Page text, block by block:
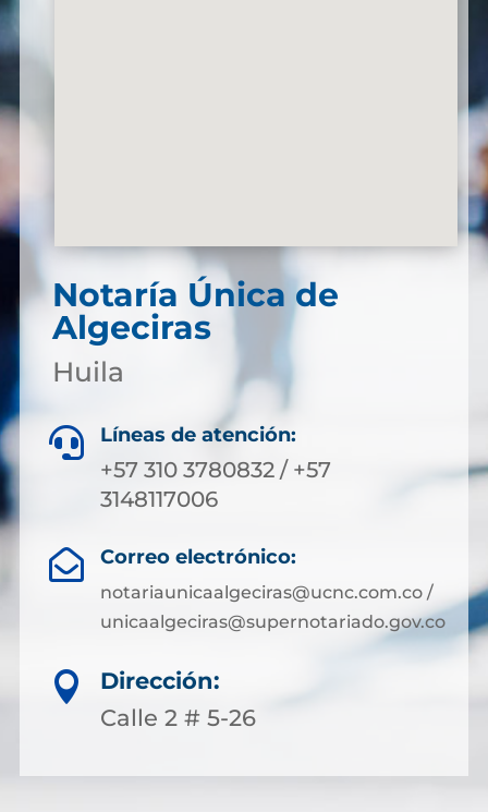
Notaría Única de
Algeciras
Huila
 Líneas de atención:
+57 310 3780832 / +57
3148117006
 Correo electrónico:
notariaunicaalgeciras@ucnc.com.co /
unicaalgeciras@supernotariado.gov.co

Dirección:
Calle 2 # 5-26